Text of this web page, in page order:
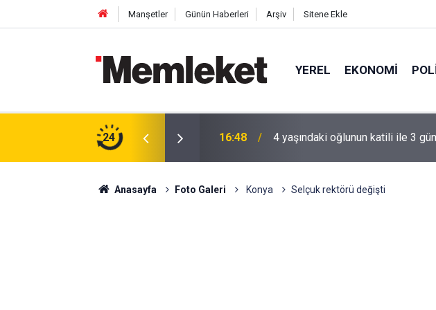
Manşetler Günün Haberleri Arşiv Sitene Ekle
YEREL EKONOMI
24
sonra nikâh masasına oturdu 16:44 Mahallede korku dolu anlar: Gaz
Anasayfa Foto Galeri Konya Selçuk rektörü değişti